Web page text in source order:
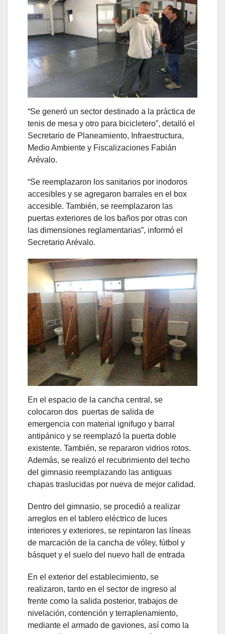
“Se generó un sector destinado a la práctica de
tenis de mesa y otro para bicicletero”, detalló el
Secretario de Planeamiento, Infraestructura,
Medio Ambiente y Fiscalizaciones Fabián
Arévalo.
“Se reemplazaron los sanitarios por inodoros
accesibles y se agregaron barrales en el box
accesible. También, se reemplazaron las
puertas exteriores de los baños por otras con
las dimensiones reglamentarias”, informó el
Secretario Arévalo.
En el espacio de la cancha central, se
colocaron dos puertas de salida de
emergencia con material ignifugo y barral
antipánico y se reemplazó la puerta doble
existente. También, se repararon vidrios rotos.
Además, se realizó el recubrimiento del techo
del gimnasio reemplazando las antiguas
chapas traslucidas por nueva de mejor calidad.
Dentro del gimnasio, se procedió a realizar
arreglos en el tablero eléctrico de luces
interiores y exteriores, se repintaron las líneas
de marcación de la cancha de vóley, fútbol y
básquet y el suelo del nuevo hall de entrada
En el exterior del establecimiento, se
realizaron, tanto en el sector de ingreso al
frente como la salida posterior, trabajos de
nivelación, contención y terraplenamiento,
mediante el armado de gaviones, así como la